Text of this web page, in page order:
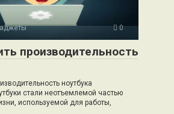
0
производительность
ноутбука
стали неотъемлемой частью
используемой для работы,